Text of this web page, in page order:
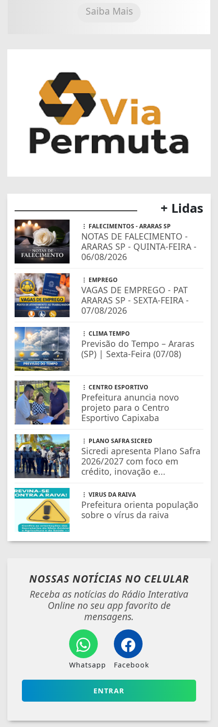
Saiba Mais
+ Lidas
FALECIMENTOS - ARARAS SP
NOTAS DE FALECIMENTO -
ARARAS SP - QUINTA-FEIRA -
06/08/2026
EMPREGO
VAGAS DE EMPREGO - PAT
ARARAS SP - SEXTA-FEIRA -
07/08/2026
CLIMA TEMPO
Previsão do Tempo – Araras
(SP) | Sexta-Feira (07/08)
CENTRO ESPORTIVO
Prefeitura anuncia novo
projeto para o Centro
Esportivo Capixaba
PLANO SAFRA SICRED
Sicredi apresenta Plano Safra
2026/2027 com foco em
crédito, inovação e...
VIRUS DA RAIVA
Prefeitura orienta população
sobre o vírus da raiva
NOSSAS NOTÍCIAS NO CELULAR
Receba as notícias do Rádio Interativa
Online no seu app favorito de
mensagens.
Whatsapp Facebook
ENTRAR